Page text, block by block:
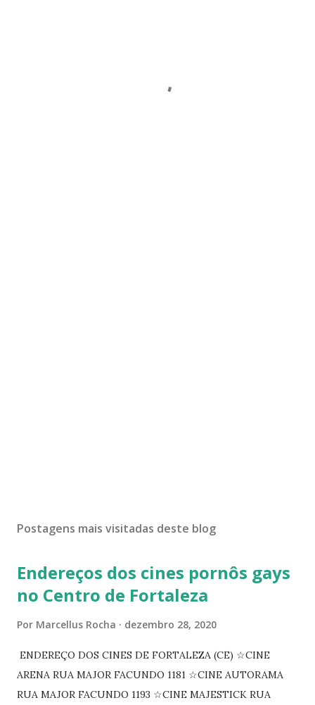
Postagens mais visitadas deste blog
Endereços dos cines pornôs gays
no Centro de Fortaleza
Por Marcellus Rocha dezembro 28, 2020
ENDEREÇO DOS CINES DE FORTALEZA (CE) ☆CINE
ARENA RUA MAJOR FACUNDO 1181 ☆CINE AUTORAMA
RUA MAJOR FACUNDO 1193 ☆CINE MAJESTICK RUA